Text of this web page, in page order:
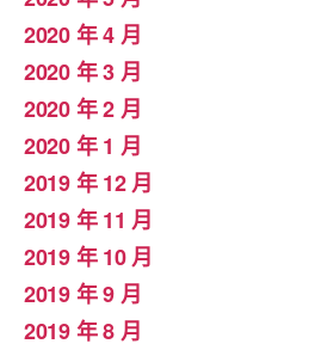
2020 年 4 月
2020 年 3 月
2020 年 2 月
2020 年 1 月
2019 年 12 月
2019 年 11 月
2019 年 10 月
2019 年 9 月
2019 年 8 月